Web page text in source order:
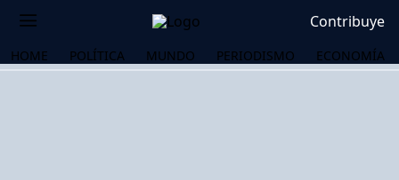
Contribuye
HOME POLÍTICA MUNDO PERIODISMO ECONOMÍA